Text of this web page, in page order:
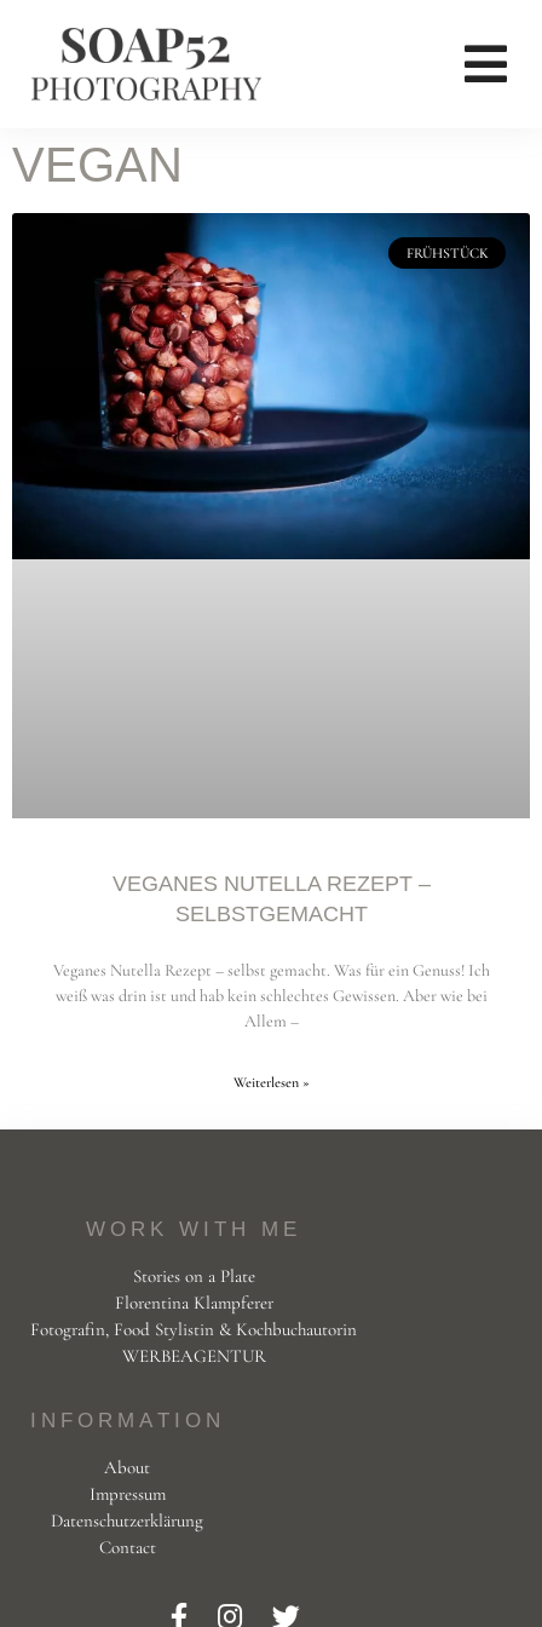
VEGAN
FRÜHSTÜCK
VEGANES NUTELLA REZEPT –
SELBSTGEMACHT
Veganes Nutella Rezept – selbst gemacht. Was für ein Genuss! Ich
weiß was drin ist und hab kein schlechtes Gewissen. Aber wie bei
Allem –
Weiterlesen »
WORK WITH ME
Stories on a Plate
Florentina Klampferer
Fotografin, Food Stylistin & Kochbuchautorin
WERBEAGENTUR
INFORMATION
About
Impressum
Datenschutzerklärung
Contact